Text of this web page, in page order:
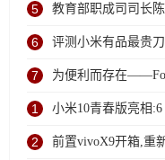
网友：安卓提不动
5 教育部职成司司长
商务职业学校考察
6 评测小米有品最贵
999元的秘密
7 为便利而存在
1 小米10青春版亮相:6
2 前置vivoX9开箱,重